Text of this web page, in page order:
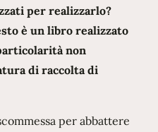
per realizzarlo?
è un libro realizzato
non
di raccolta di
per abbattere